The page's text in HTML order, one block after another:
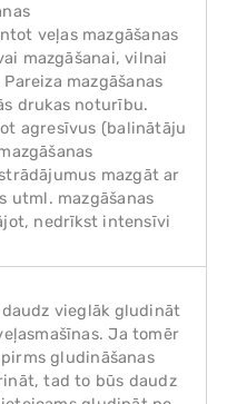
veļas mazgāšanas
mazgāšanai, vilnai
mazgāšanas
drukas noturību.
agresīvus (balinātāju
mazgāt ar
utml. mazgāšanas
nedrīkst intensīvi
vieglāk gludināt
Ja tomēr
gludināšanas
tad to būs daudz